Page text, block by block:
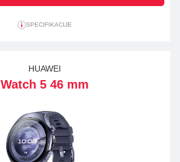
SPECIFIKACIJE
HUAWEI
Watch 5 46 mm